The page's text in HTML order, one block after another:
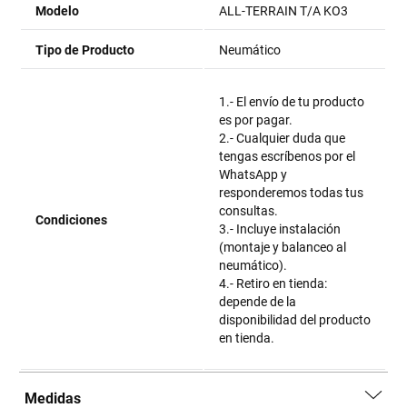
Modelo ALL-TERRAIN T/A KO3
Tipo de Producto Neumático
Condiciones
1.- El envío de tu producto
es por pagar.
2.- Cualquier duda que
tengas escríbenos por el
WhatsApp y
responderemos todas tus
consultas.
3.- Incluye instalación
(montaje y balanceo al
neumático).
4.- Retiro en tienda:
depende de la
disponibilidad del producto
en tienda.
Medidas